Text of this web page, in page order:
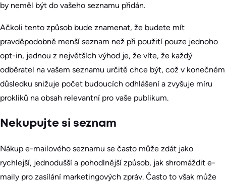
by neměl být do vašeho seznamu přidán.
Ačkoli tento způsob bude znamenat, že budete mít
pravděpodobně menší seznam než při použití pouze jednoho
opt-in, jednou z největších výhod je, že víte, že každý
odběratel na vašem seznamu určitě chce být, což v konečném
důsledku snižuje počet budoucích odhlášení a zvyšuje míru
prokliků na obsah relevantní pro vaše publikum.
Nekupujte si seznam
Nákup e-mailového seznamu se často může zdát jako
rychlejší, jednodušší a pohodlnější způsob, jak shromáždit e-
maily pro zasílání marketingových zpráv. Často to však může